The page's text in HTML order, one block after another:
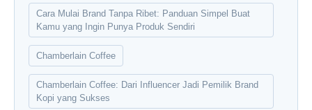
Cara Mulai Brand Tanpa Ribet: Panduan Simpel Buat
Kamu yang Ingin Punya Produk Sendiri
Chamberlain Coffee
Chamberlain Coffee: Dari Influencer Jadi Pemilik Brand
Kopi yang Sukses